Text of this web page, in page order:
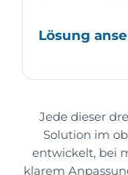
Lösung
Jede dieser
Solution im
entwickelt, bei
klarem